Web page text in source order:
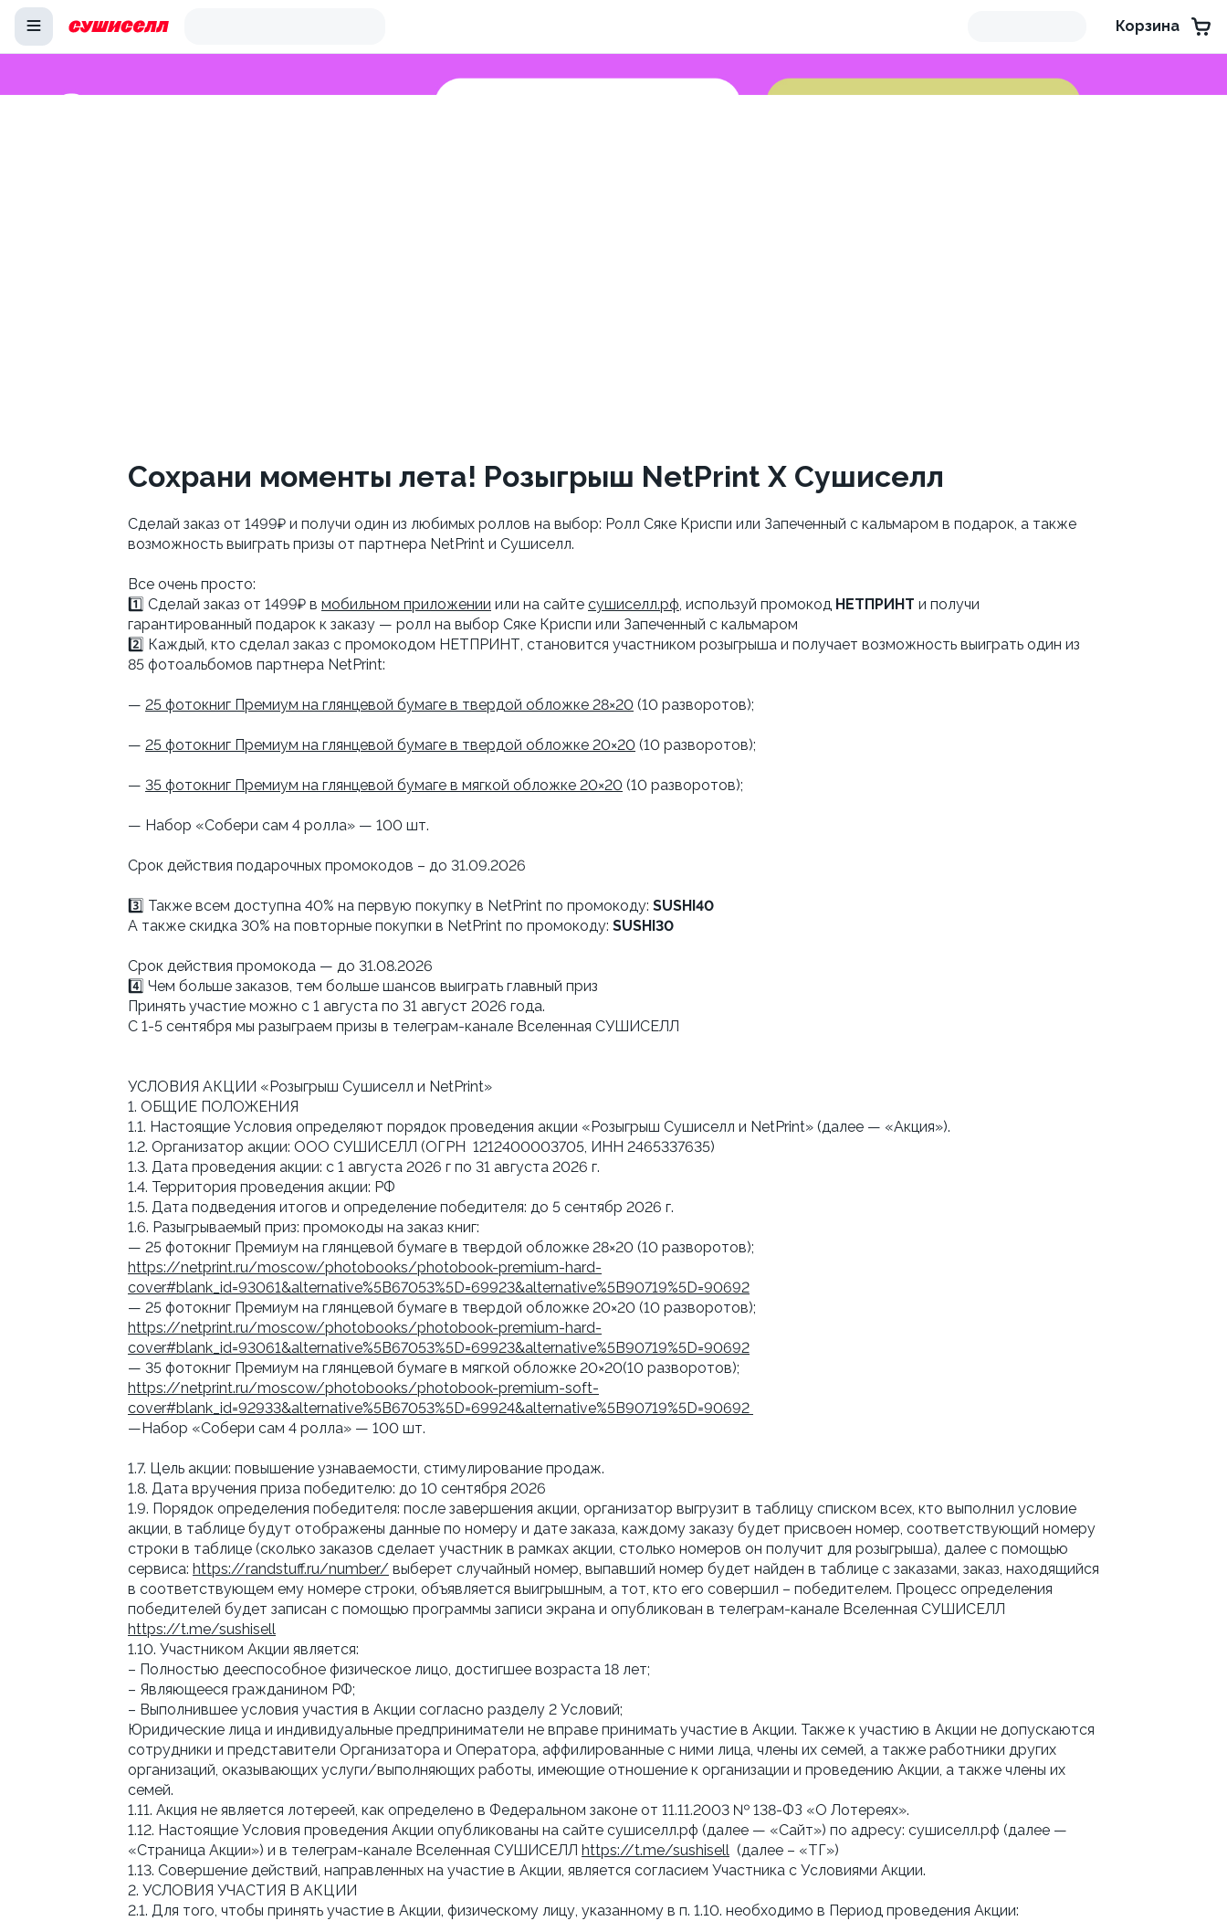
Корзина
Сохрани моменты лета! Розыгрыш NetPrint X Сушиселл
Сделай заказ от 1499₽ и получи один из любимых роллов на выбор: Ролл Сяке Криспи или Запеченный с кальмаром в подарок, а также
возможность выиграть призы от партнера NetPrint и Сушиселл.
Все очень просто:
1️⃣ Сделай заказ от 1499₽ в мобильном приложении или на сайте сушиселл.рф, используй промокод НЕТПРИНТ и получи
гарантированный подарок к заказу — ролл на выбор Сяке Криспи или Запеченный с кальмаром
2️⃣ Каждый, кто сделал заказ с промокодом НЕТПРИНТ, становится участником розыгрыша и получает возможность выиграть один из
85 фотоальбомов партнера NetPrint:
— 25 фотокниг Премиум на глянцевой бумаге в твердой обложке 28×20 (10 разворотов);
— 25 фотокниг Премиум на глянцевой бумаге в твердой обложке 20×20 (10 разворотов);
— 35 фотокниг Премиум на глянцевой бумаге в мягкой обложке 20×20 (10 разворотов);
— Набор «Собери сам 4 ролла» — 100 шт.
Срок действия подарочных промокодов – до 31.09.2026
3️⃣ Также всем доступна 40% на первую покупку в NetPrint по промокоду: SUSHI40
А также скидка 30% на повторные покупки в NetPrint по промокоду: SUSHI30
Cрок действия промокода — до 31.08.2026
4️⃣ Чем больше заказов, тем больше шансов выиграть главный приз
Принять участие можно с 1 августа по 31 август 2026 года.
С 1-5 сентября мы разыграем призы в телеграм-канале Вселенная СУШИСЕЛЛ
УСЛОВИЯ АКЦИИ «Розыгрыш Сушиселл и NetPrint»
1. ОБЩИЕ ПОЛОЖЕНИЯ
1.1. Настоящие Условия определяют порядок проведения акции «Розыгрыш Сушиселл и NetPrint» (далее — «Акция»).
1.2. Организатор акции: ООО СУШИСЕЛЛ (ОГРН 1212400003705, ИНН 2465337635)
1.3. Дата проведения акции: с 1 августа 2026 г по 31 августа 2026 г.
1.4. Территория проведения акции: РФ
1.5. Дата подведения итогов и определение победителя: до 5 сентябр 2026 г.
1.6. Разыгрываемый приз: промокоды на заказ книг:
— 25 фотокниг Премиум на глянцевой бумаге в твердой обложке 28×20 (10 разворотов);
https://netprint.ru/moscow/photobooks/photobook-premium-hard-
cover#blank_id=93061&alternative%5B67053%5D=69923&alternative%5B90719%5D=90692
— 25 фотокниг Премиум на глянцевой бумаге в твердой обложке 20×20 (10 разворотов);
https://netprint.ru/moscow/photobooks/photobook-premium-hard-
cover#blank_id=93061&alternative%5B67053%5D=69923&alternative%5B90719%5D=90692
— 35 фотокниг Премиум на глянцевой бумаге в мягкой обложке 20×20(10 разворотов);
https://netprint.ru/moscow/photobooks/photobook-premium-soft-
cover#blank_id=92933&alternative%5B67053%5D=69924&alternative%5B90719%5D=90692
—Набор «Собери сам 4 ролла» — 100 шт.
1.7. Цель акции: повышение узнаваемости, стимулирование продаж.
1.8. Дата вручения приза победителю: до 10 сентября 2026
1.9. Порядок определения победителя: после завершения акции, организатор выгрузит в таблицу списком всех, кто выполнил условие
акции, в таблице будут отображены данные по номеру и дате заказа, каждому заказу будет присвоен номер, соответствующий номеру
строки в таблице (сколько заказов сделает участник в рамках акции, столько номеров он получит для розыгрыша), далее с помощью
сервиса: https://randstuff.ru/number/ выберет случайный номер, выпавший номер будет найден в таблице с заказами, заказ, находящийся
в соответствующем ему номере строки, объявляется выигрышным, а тот, кто его совершил – победителем. Процесс определения
победителей будет записан с помощью программы записи экрана и опубликован в телеграм-канале Вселенная СУШИСЕЛЛ
https://t.me/sushisell
1.10. Участником Акции является:
– Полностью дееспособное физическое лицо, достигшее возраста 18 лет;
– Являющееся гражданином РФ;
– Выполнившее условия участия в Акции согласно разделу 2 Условий;
Юридические лица и индивидуальные предприниматели не вправе принимать участие в Акции. Также к участию в Акции не допускаются
сотрудники и представители Организатора и Оператора, аффилированные с ними лица, члены их семей, а также работники других
организаций, оказывающих услуги/выполняющих работы, имеющие отношение к организации и проведению Акции, а также члены их
семей.
1.11. Акция не является лотереей, как определено в Федеральном законе от 11.11.2003 № 138-ФЗ «О Лотереях».
1.12. Настоящие Условия проведения Акции опубликованы на сайте сушиселл.рф (далее — «Сайт») по адресу: сушиселл.рф (далее —
«Страница Акции») и в телеграм-канале Вселенная СУШИСЕЛЛ https://t.me/sushisell (далее – «ТГ»)
1.13. Совершение действий, направленных на участие в Акции, является согласием Участника с Условиями Акции.
2. УСЛОВИЯ УЧАСТИЯ В АКЦИИ
2.1. Для того, чтобы принять участие в Акции, физическому лицу, указанному в п. 1.10. необходимо в Период проведения Акции: